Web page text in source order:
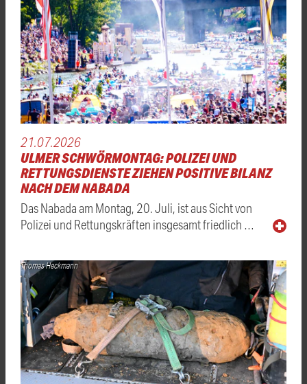
21.07.2026
ULMER SCHWÖRMONTAG: POLIZEI UND
RETTUNGSDIENSTE ZIEHEN POSITIVE BILANZ
NACH DEM NABADA
Das Nabada am Montag, 20. Juli, ist aus Sicht von
Polizei und Rettungskräften insgesamt friedlich …
Thomas Heckmann